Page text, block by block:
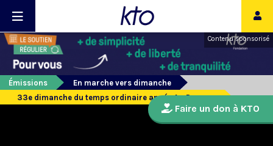
Contenu sponsorisé
Émissions
En marche vers dimanche
33e dimanche du temps ordinaire année A - Psaume
Faire un don à KTO